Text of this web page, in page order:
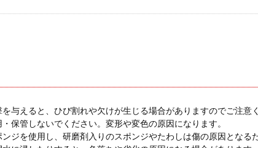
与えると、ひび割れや欠けが生じる場合がありますのでご注意
保管しないでください。変形や変色の原因になります。
ジを使用し、研磨剤入りのスポンジやたわしは傷の原因となる